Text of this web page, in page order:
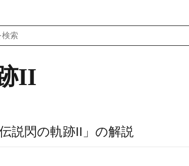
II
説閃の軌跡II」の解説